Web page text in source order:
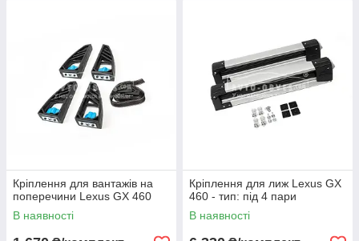
Кріплення для вантажів на
поперечини Lexus GX 460
В наявності
Кріплення для лиж Lexus GX
460 - тип: під 4 пари
В наявності